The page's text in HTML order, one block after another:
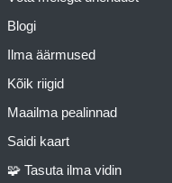
Blogi
Ilma äärmused
Kõik riigid
Maailma pealinnad
Saidi kaart
🧩 Tasuta ilma vidin